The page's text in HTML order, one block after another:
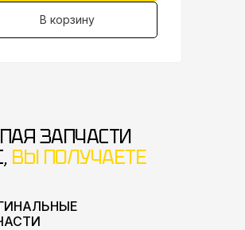
В корзину
ЗАПЧАСТИ
ВЫ ПОЛУЧАЕТЕ